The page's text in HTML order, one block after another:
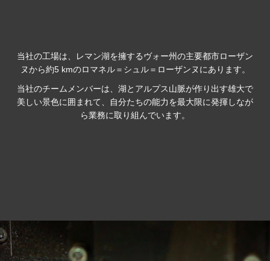
当社の工場は、レマン湖を擁するヴォー州の主要都市ローザン
ヌから約5 kmのロマネル＝シュル＝ローザンヌにあります。
当社のチームメンバーは、湖とアルプス山脈が作り出す雄大で
美しい景色に囲まれて、自分たちの能力を最大限に発揮しなが
ら業務に取り組んでいます。